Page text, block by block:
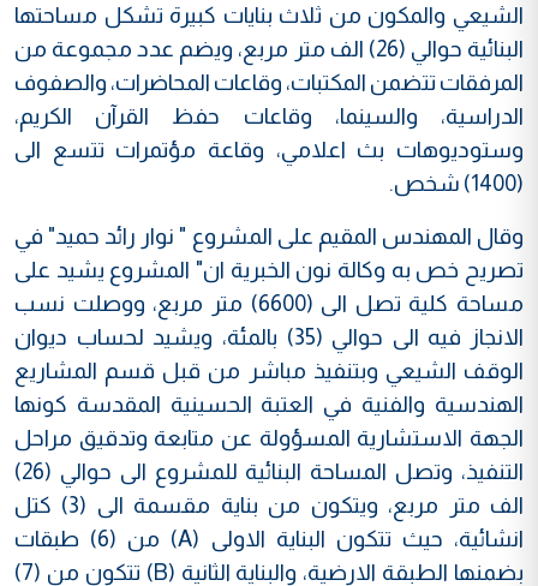
الشيعي والمكون من ثلاث بنايات كبيرة تشكل مساحتها
البنائية حوالي (26) الف متر مربع، ويضم عدد مجموعة من
المرفقات تتضمن المكتبات، وقاعات المحاضرات، والصفوف
الدراسية، والسينما، وقاعات حفظ القرآن الكريم،
وستوديوهات بث اعلامي، وقاعة مؤتمرات تتسع الى
(1400) شخص.
وقال المهندس المقيم على المشروع " نوار رائد حميد" في
تصريح خص به وكالة نون الخبرية ان" المشروع يشيد على
مساحة كلية تصل الى (6600) متر مربع، ووصلت نسب
الانجاز فيه الى حوالي (35) بالمئة، ويشيد لحساب ديوان
الوقف الشيعي وبتنفيذ مباشر من قبل قسم المشاريع
الهندسية والفنية في العتبة الحسينية المقدسة كونها
الجهة الاستشارية المسؤولة عن متابعة وتدقيق مراحل
التنفيذ، وتصل المساحة البنائية للمشروع الى حوالي (26)
الف متر مربع، ويتكون من بناية مقسمة الى (3) كتل
انشائية، حيث تتكون البناية الاولى (A) من (6) طبقات
بضمنها الطبقة الارضية، والبناية الثانية (B) تتكون من (7)